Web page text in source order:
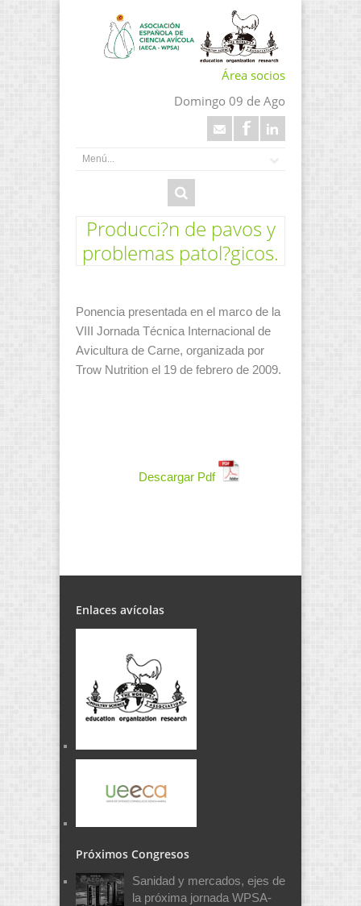
Área socios
Domingo 09 de Ago
Producci?n de pavos y
problemas patol?gicos.
Ponencia presentada en el marco de la
VIII Jornada Técnica Internacional de
Avicultura de Carne, organizada por
Trow Nutrition el 19 de febrero de 2009.
Descargar Pdf
Enlaces avícolas
Próximos Congresos
Sanidad y mercados, ejes de
la próxima jornada WPSA-